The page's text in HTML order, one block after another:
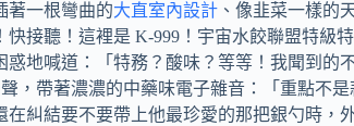
著一根彎曲的大直室內設計 、像韭菜一樣的
聽！這裡是 K-999！宇宙水餃聯盟特級
地喊道：「特務？酸味？等等！我聞到的
，帶著濃濃的中藥味電子雜音：「重點不
糾結要不要帶上他最珍愛的那把銀勺時，